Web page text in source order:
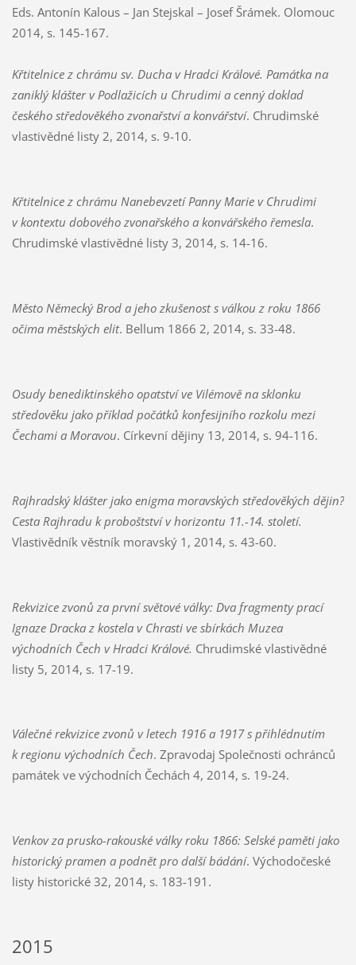
Eds. Antonín Kalous – Jan Stejskal – Josef Šrámek. Olomouc
2014, s. 145-167.
Křtitelnice z chrámu sv. Ducha v Hradci Králové. Památka na
zaniklý klášter v Podlažicích u Chrudimi a cenný doklad
českého středověkého zvonařství a konvářství. Chrudimské
vlastivědné listy 2, 2014, s. 9-10.
Křtitelnice z chrámu Nanebevzetí Panny Marie v Chrudimi
v kontextu dobového zvonařského a konvářského řemesla.
Chrudimské vlastivědné listy 3, 2014, s. 14-16.
Město Německý Brod a jeho zkušenost s válkou z roku 1866
očima městských elit. Bellum 1866 2, 2014, s. 33-48.
Osudy benediktinského opatství ve Vilémově na sklonku
středověku jako příklad počátků konfesijního rozkolu mezi
Čechami a Moravou. Církevní dějiny 13, 2014, s. 94-116.
Rajhradský klášter jako enigma moravských středověkých dějin?
Cesta Rajhradu k proboštství v horizontu 11.-14. století.
Vlastivědník věstník moravský 1, 2014, s. 43-60.
Rekvizice zvonů za první světové války: Dva fragmenty prací
Ignaze Dracka z kostela v Chrasti ve sbírkách Muzea
východních Čech v Hradci Králové. Chrudimské vlastivědné
listy 5, 2014, s. 17-19.
Válečné rekvizice zvonů v letech 1916 a 1917 s přihlédnutím
k regionu východních Čech. Zpravodaj Společnosti ochránců
památek ve východních Čechách 4, 2014, s. 19-24.
Venkov za prusko-rakouské války roku 1866: Selské paměti jako
historický pramen a podnět pro další bádání. Východočeské
listy historické 32, 2014, s. 183-191.
2015